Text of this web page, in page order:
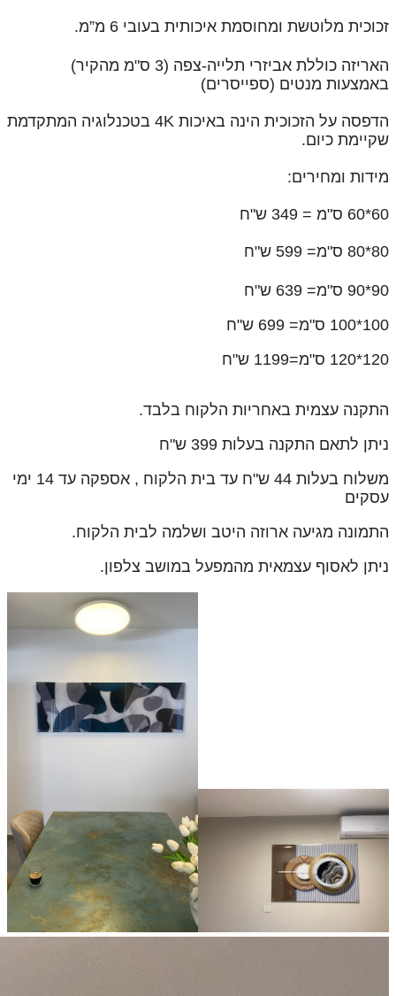
זכוכית מלוטשת ומחוסמת איכותית בעובי 6 מ”מ.
האריזה כוללת אביזרי תלייה-צפה (3 ס"מ מהקיר)
באמצעות מנטים (ספייסרים)
הדפסה על הזכוכית הינה באיכות 4K
בטכנלוגיה המתקדמת
שקיימת כיום.
מידות ומחירים:
60*60 ס"מ = 349 ש"ח
80*80 ס"מ= 599 ש"ח
90*90 ס"מ= 639 ש"ח
100*100 ס"מ= 699 ש"ח
120*120 ס"מ=1199 ש"ח
התקנה עצמית באחריות הלקוח בלבד.
ניתן לתאם התקנה בעלות 399 ש"ח
משלוח בעלות 44 ש"ח עד בית הלקוח , אספקה עד 14 ימי
עסקים
התמונה מגיעה ארוזה היטב ושלמה לבית הלקוח.
ניתן לאסוף עצמאית מהמפעל במושב צלפון.